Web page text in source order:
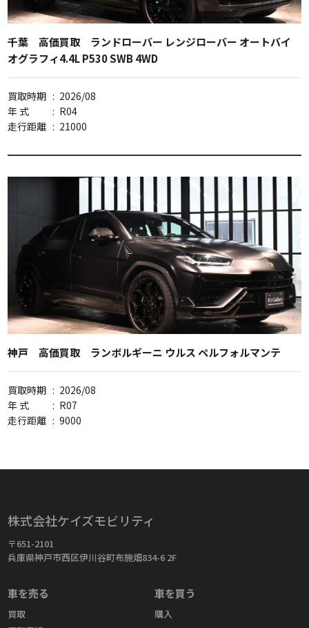
千葉 高価買取 ランドローバー レンジローバー オートバイ
オグラフィ4.4L P530 SWB 4WD
買取時期 : 2026/08
年 式
: R04
走行距離 : 21000
神戸 高価買取 ランボルギーニ ウルス ペルフォルマンテ
買取時期 : 2026/08
年 式
: R07
走行距離 : 9000
株式会社ケイズモビリティ
〒651-2101
兵庫県神戸市西区伊川谷町布施畑834-6 2F
車を売る
買取
車を買う
購入